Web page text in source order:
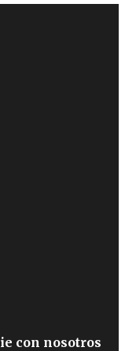
con nosotros